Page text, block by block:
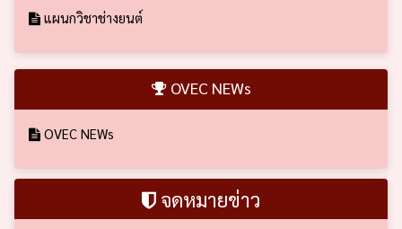
แผนกวิชาช่างยนต์
OVEC NEWs
OVEC NEWs
จดหมายข่าว